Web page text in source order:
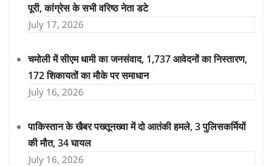
पूरी, कांग्रेस के सभी वरिष्ठ नेता डटे
July 17, 2026
चमोली में सीएम धामी का जनसंवाद, 1,737 आवेदनों का निस्तारण,
172 शिकायतों का मौके पर समाधान
July 16, 2026
पाकिस्तान के खैबर पख्तूनख्वा में दो आतंकी हमले, 3 पुलिसकर्मियों
की मौत, 34 घायल
July 16, 2026